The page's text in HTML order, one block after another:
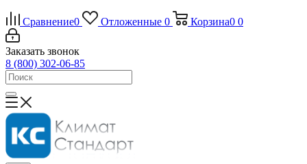
Сравнение0 Отложенные 0 Корзина0 0
Заказать звонок
8 (800) 302-06-85